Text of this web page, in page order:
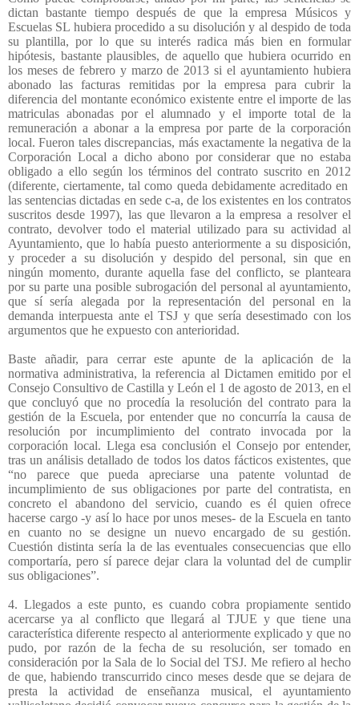
dictan bastante tiempo después de que la empresa Músicos y
Escuelas SL hubiera procedido a su disolución y al despido de toda
su plantilla, por lo que su interés radica más bien en formular
hipótesis, bastante plausibles, de aquello que hubiera ocurrido en
los meses de febrero y marzo de 2013 si el ayuntamiento hubiera
abonado las facturas remitidas por la empresa para cubrir la
diferencia del montante económico existente entre el importe de las
matriculas abonadas por el alumnado y el importe total de la
remuneración a abonar a la empresa por parte de la corporación
local. Fueron tales discrepancias, más exactamente la negativa de la
Corporación Local a dicho abono por considerar que no estaba
obligado a ello según los términos del contrato suscrito en 2012
(diferente, ciertamente, tal como queda debidamente acreditado en
las sentencias dictadas en sede c-a, de los existentes en los contratos
suscritos desde 1997), las que llevaron a la empresa a resolver el
contrato, devolver todo el material utilizado para su actividad al
Ayuntamiento, que lo había puesto anteriormente a su disposición,
y proceder a su disolución y despido del personal, sin que en
ningún momento, durante aquella fase del conflicto, se planteara
por su parte una posible subrogación del personal al ayuntamiento,
que sí sería alegada por la representación del personal en la
demanda interpuesta ante el TSJ y que sería desestimado con los
argumentos que he expuesto con anterioridad.
Baste añadir, para cerrar este apunte de la aplicación de la
normativa administrativa, la referencia al Dictamen emitido por el
Consejo Consultivo de Castilla y León el 1 de agosto de 2013, en el
que concluyó que no procedía la resolución del contrato para la
gestión de la Escuela, por entender que no concurría la causa de
resolución por incumplimiento del contrato invocada por la
corporación local. Llega esa conclusión el Consejo por entender,
tras un análisis detallado de todos los datos fácticos existentes, que
“no parece que pueda apreciarse una patente voluntad de
incumplimiento de sus obligaciones por parte del contratista, en
concreto el abandono del servicio, cuando es él quien ofrece
hacerse cargo -y así lo hace por unos meses- de la Escuela en tanto
en cuanto no se designe un nuevo encargado de su gestión.
Cuestión distinta sería la de las eventuales consecuencias que ello
comportaría, pero sí parece dejar clara la voluntad del de cumplir
sus obligaciones”.
4. Llegados a este punto, es cuando cobra propiamente sentido
acercarse ya al conflicto que llegará al TJUE y que tiene una
característica diferente respecto al anteriormente explicado y que no
pudo, por razón de la fecha de su resolución, ser tomado en
consideración por la Sala de lo Social del TSJ. Me refiero al hecho
de que, habiendo transcurrido cinco meses desde que se dejara de
presta la actividad de enseñanza musical, el ayuntamiento